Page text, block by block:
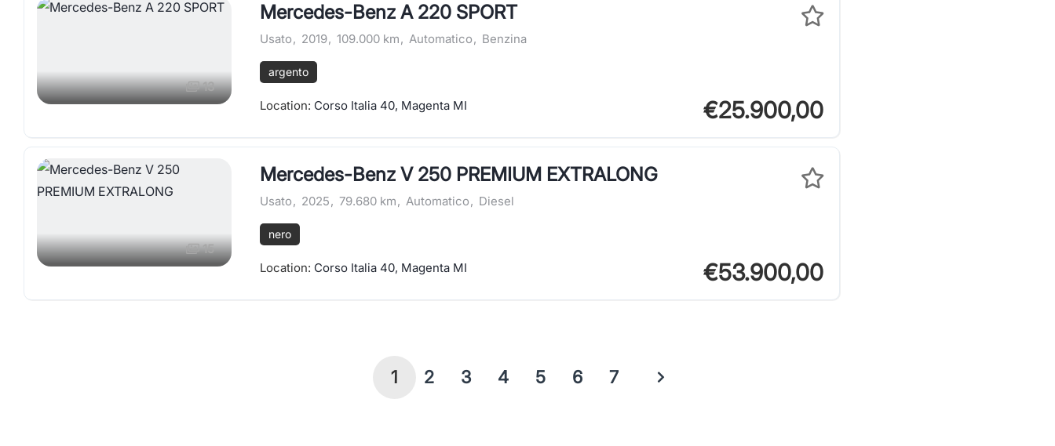
13
Mercedes-Benz A 220 SPORT
Usato, 2019, 109.000 km, Automatico, Benzina
argento
Location: Corso Italia 40, Magenta MI €25.900,00
15
Mercedes-Benz V 250 PREMIUM EXTRALONG
Usato, 2025, 79.680 km, Automatico, Diesel
nero
Location: Corso Italia 40, Magenta MI €53.900,00
1 2 3 4 5 6 7